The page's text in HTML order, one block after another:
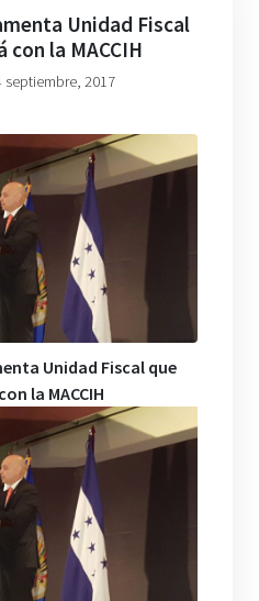
Unidad Fiscal
la MACCIH
septiembre, 2017
Unidad Fiscal que
la MACCIH